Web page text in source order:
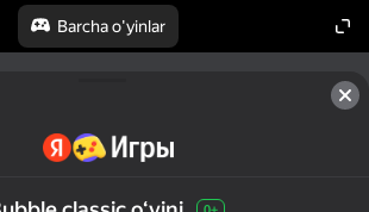
Barcha o'yinlar